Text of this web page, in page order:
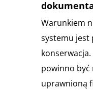
Warunkiem
systemu jest
powinno być
uprawnioną